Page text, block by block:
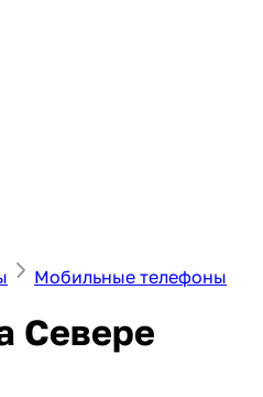
Мобильные телефоны
Севере